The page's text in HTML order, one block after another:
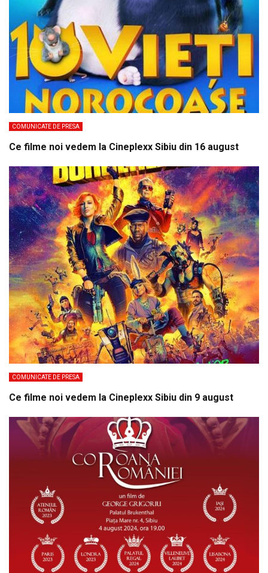
COMUNICATE DE PRESA
Ce filme noi vedem la Cineplexx Sibiu din 16 august
COMUNICATE DE PRESA
Ce filme noi vedem la Cineplexx Sibiu din 9 august